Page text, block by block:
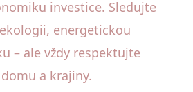
investice. Sledujte
energetickou
– ale vždy respektujte
a krajiny.